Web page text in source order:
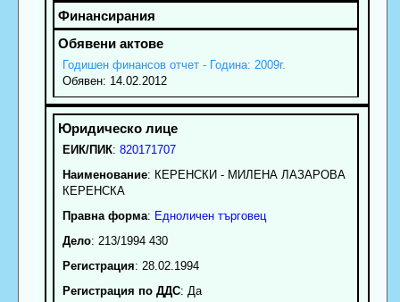
Годишен финансов отчет - Година: 2009г.
Обявен: 14.02.2012
ЕИК/ПИК: 820171707
Наименование: КЕРЕНСКИ - МИЛЕНА ЛАЗАРОВА
КЕРЕНСКА
Правна форма: Едноличен търговец
Дело: 213/1994 430
Регистрация: 28.02.1994
Регистрация по ДДС: Да